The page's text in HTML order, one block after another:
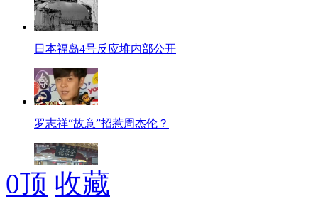
日本福岛4号反应堆内部公开
罗志祥“故意”招惹周杰伦？
北京全聚德涉嫌制作地沟油
0顶 收藏